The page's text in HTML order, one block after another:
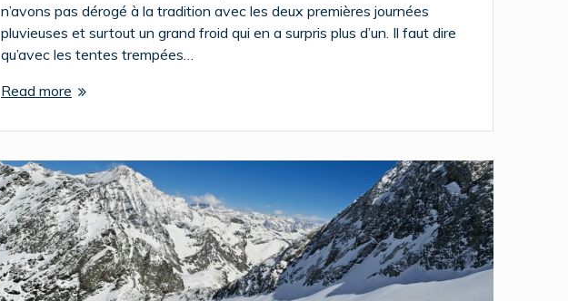
n’avons pas dérogé à la tradition avec les deux premières journées
pluvieuses et surtout un grand froid qui en a surpris plus d’un. Il faut dire
qu’avec les tentes trempées…
Read more